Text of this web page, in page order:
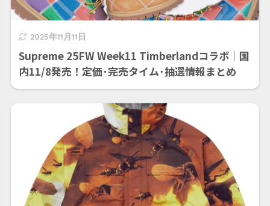
2025年11月11日
Supreme 25FW Week11 Timberlandコラボ｜国
内11/8発売！定価･完売タイム･抽選情報まとめ